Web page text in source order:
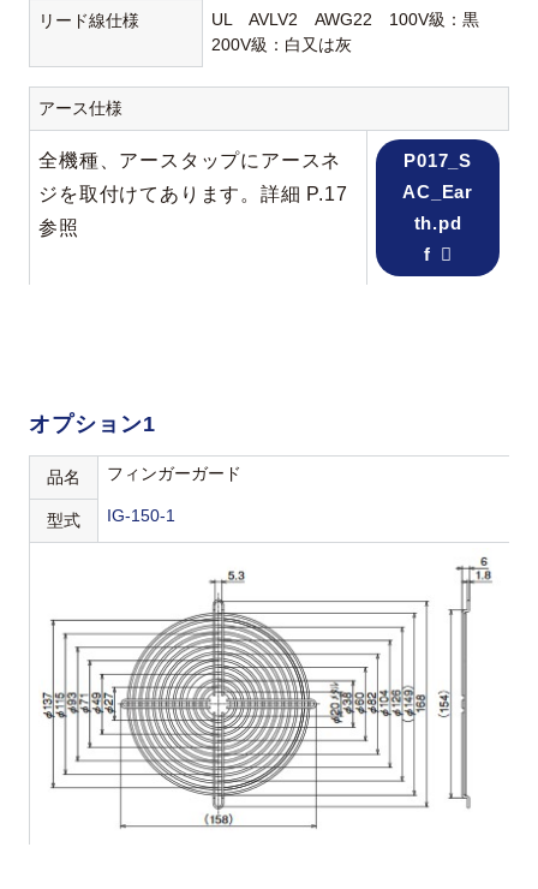
リード線仕様
UL AVLV2 AWG22 100V級：黒
200V級：白又は灰
アース仕様
全機種、アースタップにアースネ
ジを取付けてあります。詳細 P.17
参照
P017_S
AC_Ear
th.pd
f
オプション1
品名 フィンガーガード
型式 IG-150-1